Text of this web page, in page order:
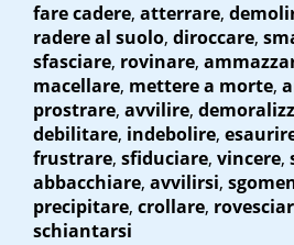
fare cadere, atterrare,
radere al suolo, diroccare,
sfasciare, rovinare,
macellare, mettere a morte,
prostrare, avvilire,
debilitare, indebolire,
frustrare, sfiduciare, vincere,
abbacchiare, avvilirsi,
precipitare, crollare,
schiantarsi